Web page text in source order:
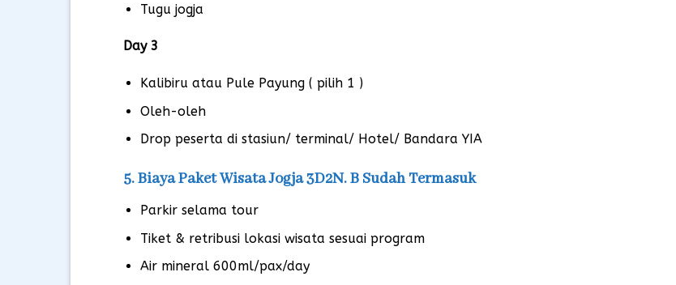
Tugu jogja
Day 3
Kalibiru atau Pule Payung ( pilih 1 )
Oleh-oleh
Drop peserta di stasiun/ terminal/ Hotel/ Bandara YIA
5. Biaya Paket Wisata Jogja 3D2N. B Sudah Termasuk
Parkir selama tour
Tiket & retribusi lokasi wisata sesuai program
Air mineral 600ml/pax/day